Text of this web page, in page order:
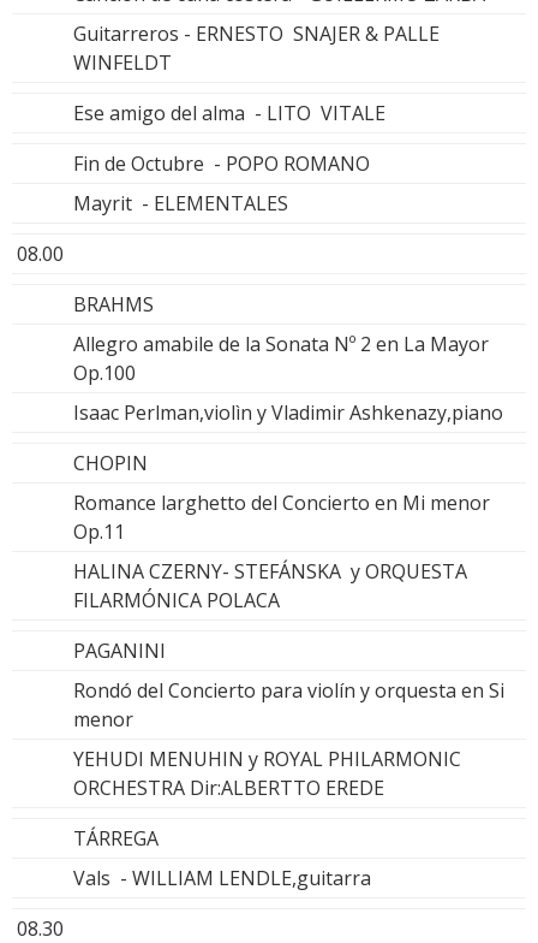
Guitarreros - ERNESTO SNAJER & PALLE
WINFELDT
Ese amigo del alma - LITO VITALE
Fin de Octubre - POPO ROMANO
Mayrit - ELEMENTALES
08.00
BRAHMS
Allegro amabile de la Sonata Nº 2 en La Mayor
Op.100
Isaac Perlman,violìn y Vladimir Ashkenazy,piano
CHOPIN
Romance larghetto del Concierto en Mi menor
Op.11
HALINA CZERNY- STEFÁNSKA y ORQUESTA
FILARMÓNICA POLACA
PAGANINI
Rondó del Concierto para violín y orquesta en Si
menor
YEHUDI MENUHIN y ROYAL PHILARMONIC
ORCHESTRA Dir:ALBERTTO EREDE
TÁRREGA
Vals - WILLIAM LENDLE,guitarra
08.30